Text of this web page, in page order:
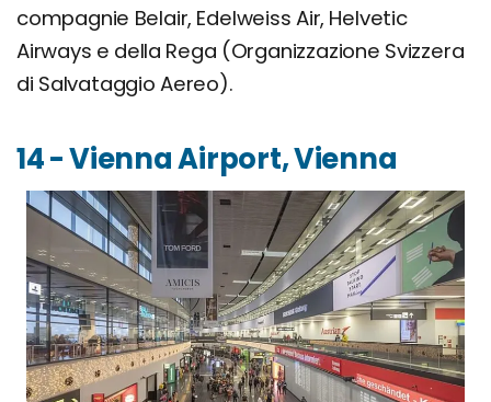
compagnie Belair, Edelweiss Air, Helvetic
Airways e della Rega (Organizzazione Svizzera
di Salvataggio Aereo).
14 - Vienna Airport, Vienna